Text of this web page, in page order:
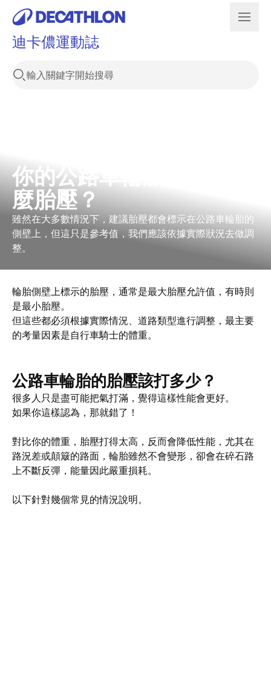
迪卡儂運動誌
你的公路車輪胎該使用什
麼胎壓？
雖然在大多數情況下，建議胎壓都會標示在公路車輪胎的
側壁上，但這只是參考值，我們應該依據實際狀況去做調
整。
輪胎側壁上標示的胎壓，通常是最大胎壓允許值，有時則
是最小胎壓。
但這些都必須根據實際情況、道路類型進行調整，最主要
的考量因素是自行車騎士的體重。
公路車輪胎的胎壓該打多少？
很多人只是盡可能把氣打滿，覺得這樣性能會更好。
如果你這樣認為，那就錯了！
對比你的體重，胎壓打得太高，反而會降低性能，尤其在
路況差或顛簸的路面，輪胎雖然不會變形，卻會在碎石路
上不斷反彈，能量因此嚴重損耗。
以下針對幾個常見的情況說明。